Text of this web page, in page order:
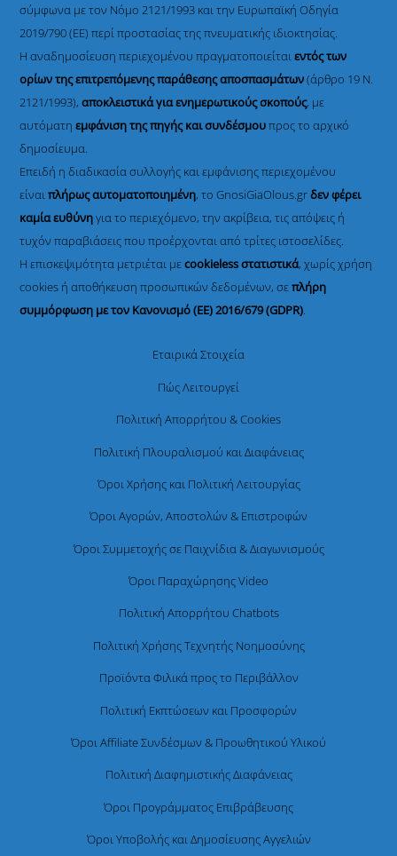
σύμφωνα με τον Νόμο 2121/1993 και την Ευρωπαϊκή Οδηγία
2019/790 (ΕΕ) περί προστασίας της πνευματικής ιδιοκτησίας.
Η αναδημοσίευση περιεχομένου πραγματοποιείταιεντός των
ορίων της επιτρεπόμενης παράθεσης αποσπασμάτων(άρθρο 19 Ν.
2121/1993), αποκλειστικά για ενημερωτικούς σκοπούς, με
αυτόματηεμφάνιση της πηγής και συνδέσμουπρος το αρχικό
δημοσίευμα.
Επειδή η διαδικασία συλλογής και εμφάνισης περιεχομένου
είναιπλήρως αυτοματοποιημένη, το GnosiGiaOlous.grδεν φέρει
καμία ευθύνηγια το περιεχόμενο, την ακρίβεια, τις απόψεις ή
τυχόν παραβιάσεις που προέρχονται από τρίτες ιστοσελίδες.
Η επισκεψιμότητα μετριέται μεcookieless στατιστικά, χωρίς χρήση
cookies ή αποθήκευση προσωπικών δεδομένων, σεπλήρη
συμμόρφωση με τον Κανονισμό (ΕΕ) 2016/679 (GDPR).
Εταιρικά Στοιχεία
Πώς Λειτουργεί
Πολιτική Απορρήτου & Cookies
Πολιτική Πλουραλισμού και Διαφάνειας
Όροι Χρήσης και Πολιτική Λειτουργίας
Όροι Αγορών, Αποστολών & Επιστροφών
Όροι Συμμετοχής σε Παιχνίδια & Διαγωνισμούς
Όροι Παραχώρησης Video
Πολιτική Απορρήτου Chatbots
Πολιτική Χρήσης Τεχνητής Νοημοσύνης
Προϊόντα Φιλικά προς το Περιβάλλον
Πολιτική Εκπτώσεων και Προσφορών
Όροι Affiliate Συνδέσμων & Προωθητικού Υλικού
Πολιτική Διαφημιστικής Διαφάνειας
Όροι Προγράμματος Επιβράβευσης
Όροι Υποβολής και Δημοσίευσης Αγγελιών